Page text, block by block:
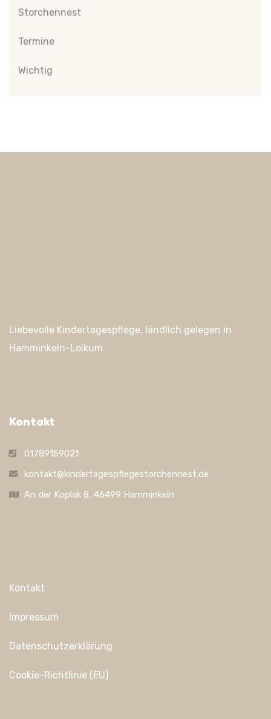
Storchennest
Termine
Wichtig
Liebevolle Kindertagespflege, ländlich gelegen in
Hamminkeln-Loikum
Kontakt
01789159021
kontakt@kindertagespflegestorchennest.de
An der Koplak 8, 46499 Hamminkeln
Kontakt
Impressum
Datenschutzerklärung
Cookie-Richtlinie (EU)